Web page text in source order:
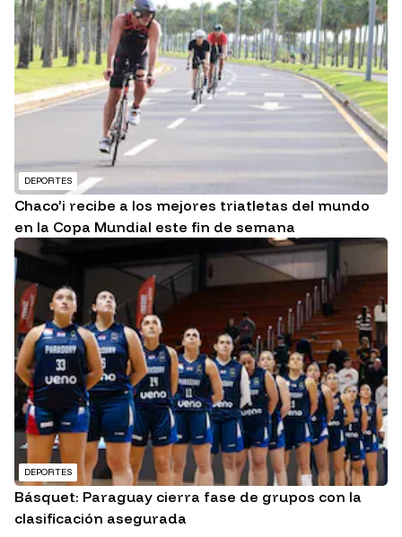
DEPORTES
Chaco’i recibe a los mejores triatletas del mundo
en la Copa Mundial este fin de semana
DEPORTES
Básquet: Paraguay cierra fase de grupos con la
clasificación asegurada